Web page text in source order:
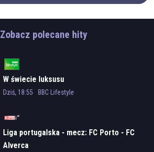
Zobacz polecane hity
W świecie luksusu
Dziś, 18:55 BBC Lifestyle
Liga portugalska - mecz: FC Porto - FC
Alverca